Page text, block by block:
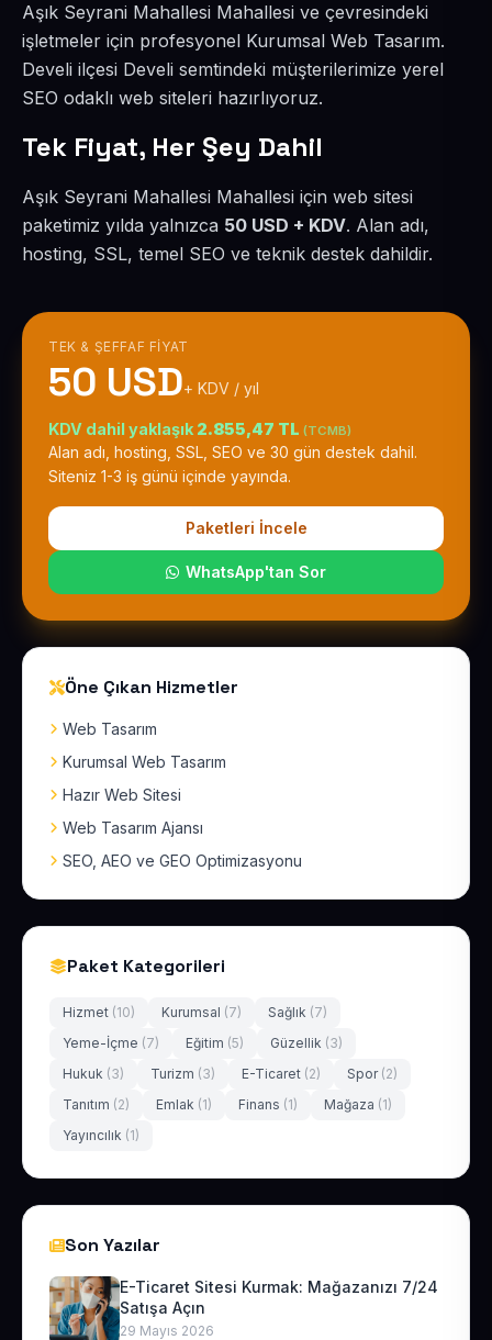
Aşık Seyrani Mahallesi Mahallesi ve çevresindeki
işletmeler için profesyonel Kurumsal Web Tasarım.
Develi ilçesi Develi semtindeki müşterilerimize yerel
SEO odaklı web siteleri hazırlıyoruz.
Tek Fiyat, Her Şey Dahil
Aşık Seyrani Mahallesi Mahallesi için web sitesi
paketimiz yılda yalnızca 50 USD + KDV. Alan adı,
hosting, SSL, temel SEO ve teknik destek dahildir.
TEK & ŞEFFAF FIYAT
50 USD+ KDV / yıl
KDV dahil yaklaşık 2.855,47 TL (TCMB)
Alan adı, hosting, SSL, SEO ve 30 gün destek dahil.
Siteniz 1-3 iş günü içinde yayında.
Paketleri İncele
WhatsApp'tan Sor
Öne Çıkan Hizmetler
Web Tasarım
Kurumsal Web Tasarım
Hazır Web Sitesi
Web Tasarım Ajansı
SEO, AEO ve GEO Optimizasyonu
Paket Kategorileri
Hizmet (10) Kurumsal (7) Sağlık (7)
Yeme-İçme (7) Eğitim (5) Güzellik (3)
Hukuk (3) Turizm (3) E-Ticaret (2) Spor (2)
Tanıtım (2) Emlak (1) Finans (1) Mağaza (1)
Yayıncılık (1)
Son Yazılar
E-Ticaret Sitesi Kurmak: Mağazanızı 7/24
Satışa Açın
29 Mayıs 2026